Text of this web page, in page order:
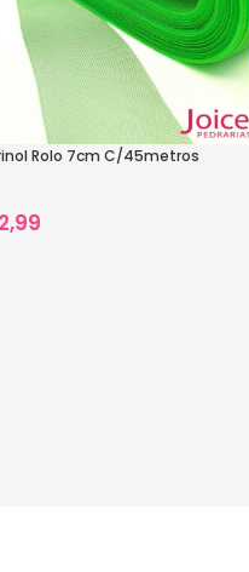
Rolo 7cm C/45metros